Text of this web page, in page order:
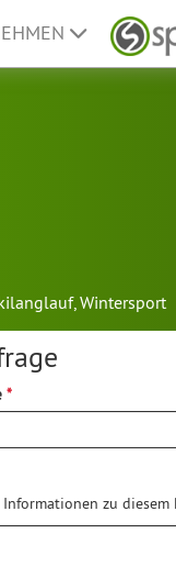
,Wintersport
zu